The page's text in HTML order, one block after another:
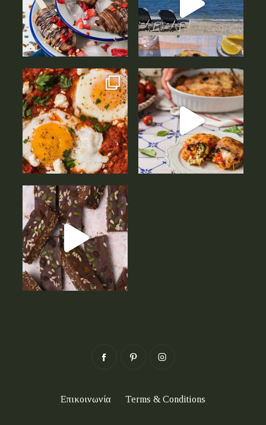
Επικοινωνία Terms & Conditions